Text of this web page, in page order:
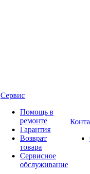
Сервис
Помощь в
ремонте
Гарантия
Возврат
товара
Сервисное
обслуживание